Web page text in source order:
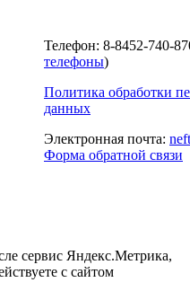
Телефон: 8-8452-740-
телефоны)
Политика обработки
данных
Электронная почта:
Форма обратной связи
сервис Яндекс.Метрика,
с сайтом